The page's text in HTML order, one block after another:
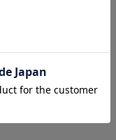
ズにより多少の